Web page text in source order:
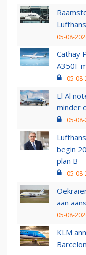
05-08-
Cathay
A350F
05-
El Al
minder
05-
begin
plan B
05-
aan
05-08-
KLM